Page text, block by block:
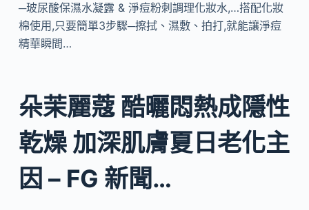
─玻尿酸保濕水凝露 & 淨痘粉刺調理化妝水,…搭配化妝
棉使用,只要簡單3步驟─擦拭、濕敷、拍打,就能讓淨痘
精華瞬間…
朵茉麗蔻 酷曬悶熱成隱性
乾燥 加深肌膚夏日老化主
因 – FG 新聞…